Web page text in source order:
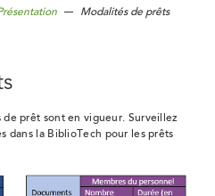
Modalités de prêts
de prêt sont en vigueur. Surveillez
dans la BiblioTech pour les prêts